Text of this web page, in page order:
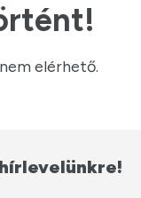
elérhető.